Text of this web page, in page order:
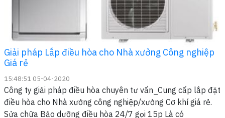
Giải pháp Lắp điều hòa cho Nhà xưởng Công nghiệp
Giá rẻ
15:48:51 05-04-2020
Công ty giải pháp điều hòa chuyên tư vấn_Cung cấp lắp đặt
điều hòa cho Nhà xưởng công nghiệp/xưởng Cơ khí giá rẻ.
Sửa chữa Bảo dưỡng điều hòa 24/7 gọi 15p Là có